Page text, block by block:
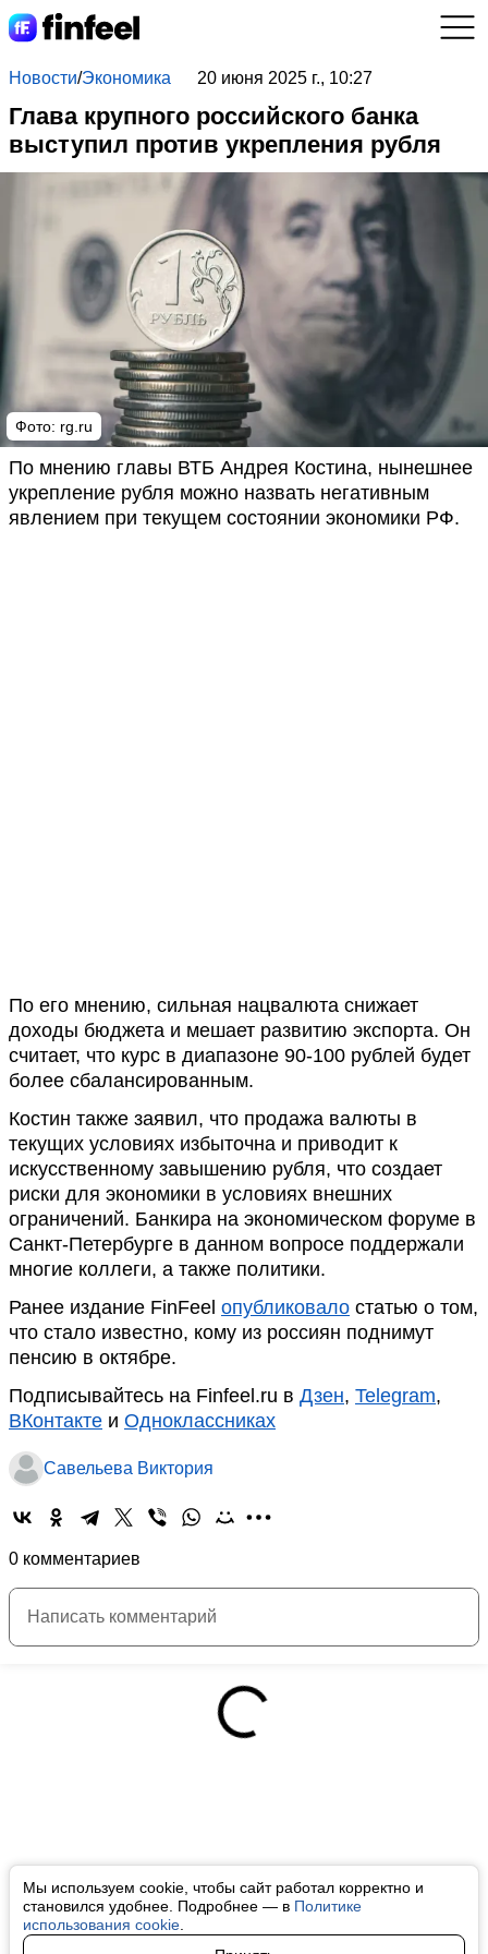
Мы используем cookie, чтобы сайт работал корректно и
становился удобнее. Подробнее — в Политике
использования cookie
Новости/Экономика 20 июня 2025 г., 10:27
Глава крупного российского банка
выступил против укрепления рубля
Фото: rg.ru
По мнению главы ВТБ Андрея Костина, нынешнее
укрепление рубля можно назвать негативным
явлением при текущем состоянии экономики РФ.
По его мнению, сильная нацвалюта снижает
доходы бюджета и мешает развитию экспорта. Он
считает, что курс в диапазоне 90-100 рублей будет
более сбалансированным.
Костин также заявил, что продажа валюты в
текущих условиях избыточна и приводит к
искусственному завышению рубля, что создает
риски для экономики в условиях внешних
ограничений. Банкира на экономическом форуме в
Санкт-Петербурге в данном вопросе поддержали
многие коллеги, а также политики.
Ранее издание FinFeel опубликовало статью о том,
что стало известно, кому из россиян поднимут
пенсию в октябре.
Подписывайтесь на Finfeel.ru в Дзен, Telegram,
ВКонтакте и Одноклассниках
Савельева Виктория
0 комментариев